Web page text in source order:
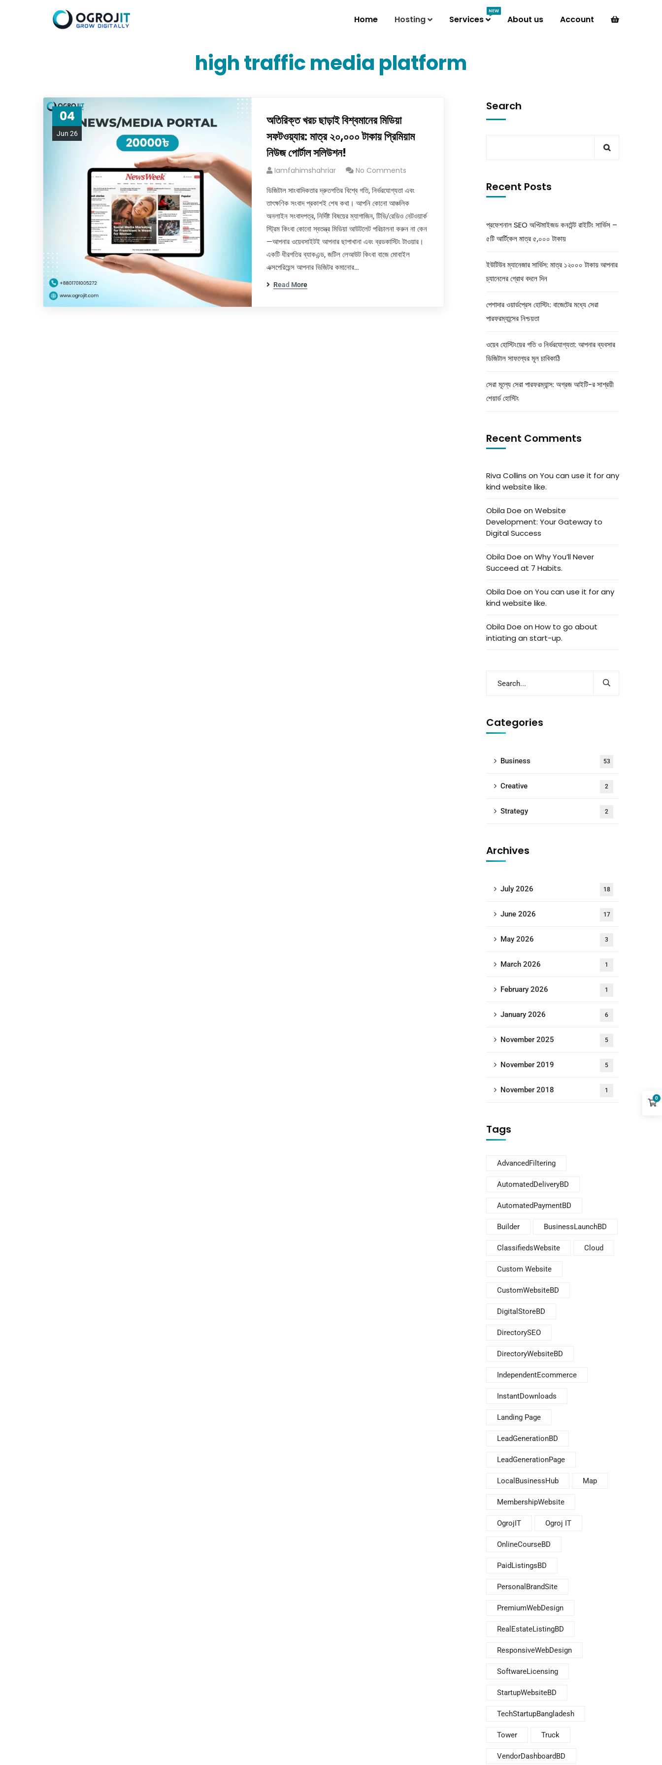
Home Hosting Services
NEW
About us Account
high traffic media platform
04
Jun 26
অতিরিক্ত খরচ ছাড়াই বিশ্বমানের মিডিয়া
সফটওয়্যার: মাত্র ২০,০০০ টাকায় প্রিমিয়াম
নিউজ পোর্টাল সলিউশন!
Iamfahimshahriar No Comments
ডিজিটাল সাংবাদিকতার দ্রুতগতির বিশ্বে গতি, নির্ভরযোগ্যতা এবং
তাৎক্ষণিক সংবাদ প্রকাশই শেষ কথা। আপনি কোনো আঞ্চলিক
অনলাইন সংবাদপত্র, নির্দিষ্ট বিষয়ের ম্যাগাজিন, টিভি/রেডিও নেটওয়ার্ক
স্ট্রিম কিংবা কোনো স্বতন্ত্র মিডিয়া আউটলেট পরিচালনা করুন না কেন
—আপনার ওয়েবসাইটই আপনার ছাপাখানা এবং ব্রডকাস্টিং টাওয়ার।
একটি ধীরগতির ব্যাকএন্ড, জটিল লেআউট কিংবা বাজে মোবাইল
এক্সপেরিয়েন্স আপনার ভিজিটর কমানোর…
Read More
Search
Recent Posts
প্রফেশনাল SEO অপ্টিমাইজড কনটেন্ট রাইটিং সার্ভিস –
৫টি আর্টিকেল মাত্র ৫,০০০ টাকায়
ইউটিউব ম্যানেজার সার্ভিস: মাত্র ১২০০০ টাকায় আপনার
চ্যানেলের গ্রোথ বদলে দিন
পেশাদার ওয়ার্ডপ্রেস হোস্টিং: বাজেটের মধ্যে সেরা
পারফরম্যান্সের নিশ্চয়তা
ওয়েব হোস্টিংয়ের গতি ও নির্ভরযোগ্যতা: আপনার ব্যবসার
ডিজিটাল সাফল্যের মূল চাবিকাঠি
সেরা মূল্যে সেরা পারফরম্যান্স: অগ্রজ আইটি-র সাশ্রয়ী
শেয়ার্ড হোস্টিং
Recent Comments
Riva Collins on You can use it for any
kind website like.
Obila Doe on Website
Development: Your Gateway to
Digital Success
Obila Doe on Why You’ll Never
Succeed at 7 Habits.
Obila Doe on You can use it for any
kind website like.
Obila Doe on How to go about
intiating an start-up.
Categories
Business 53
Creative 2
Strategy 2
Archives
July 2026 18
June 2026 17
May 2026 3
March 2026 1
February 2026 1
January 2026 6
November 2025 5
November 2019 5
November 2018 1
Tags
AdvancedFiltering
AutomatedDeliveryBD
AutomatedPaymentBD
Builder BusinessLaunchBD
ClassifiedsWebsite Cloud
Custom Website
CustomWebsiteBD
DigitalStoreBD
DirectorySEO
DirectoryWebsiteBD
IndependentEcommerce
InstantDownloads
Landing Page
LeadGenerationBD
LeadGenerationPage
LocalBusinessHub Map
MembershipWebsite
OgrojIT Ogroj IT
OnlineCourseBD
PaidListingsBD
PersonalBrandSite
PremiumWebDesign
RealEstateListingBD
ResponsiveWebDesign
SoftwareLicensing
StartupWebsiteBD
TechStartupBangladesh
Tower Truck
VendorDashboardBD
0